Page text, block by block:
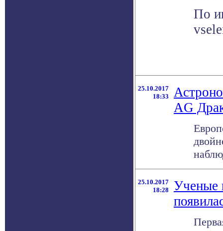
По
25.10.2017
18:33
AG
25.10.2017
18:28
Ученые